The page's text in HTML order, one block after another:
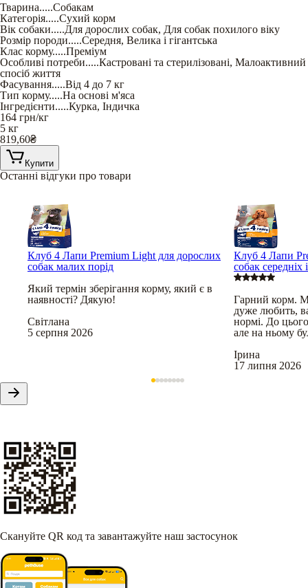
Тварина.....Собакам
Категорія.....Сухий корм
Вік собаки.....Для дорослих собак, Для собак похилого віку
Розмір породи.....Середня, Велика і гігантська
Клас корму.....Преміум
Особливі потреби.....Кастровані та стерилізовані, Малоактивний
спосіб життя
Фасування.....Від 4 до 7 кг
Тип корму.....На основі м'яса
Інгредієнти.....Курка, Індичка
164 грн/кг
5 кг
819,60₴
Купити
Останні відгуки про товари
Клуб 4 Лапи Premium Light для дорослих
собак малих порід
Який термін зберігання корму, який є в
наявності? Дякую!
Світлана
5 серпня 2026
Клуб 4 Лапи
собак середніх
Гарний корм.
дуже любить,
нормі. До
але на ньому
Ірина
17 липня 2026
Скануйте QR код та завантажуйте наш застосунок